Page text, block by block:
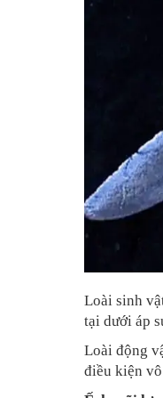
Loài sinh
tại dưới áp
Loài động
điều kiện